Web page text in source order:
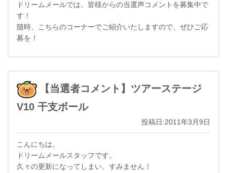
ドリームメールでは、皆様からの当選声コメントを募集中で
す！
随時、こちらのコーナーでご紹介いたしますので、ぜひご応
募を！
【当選者コメント】ツアーステージ
V10 干支ボール
投稿日:2011年3月9日
こんにちは。
ドリームメールスタッフです。
久々の更新になってしまい、すみません！